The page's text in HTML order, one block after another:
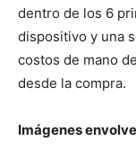
dentro de los 6
dispositivo y una
costos de mano
desde la compra.
Imágenes